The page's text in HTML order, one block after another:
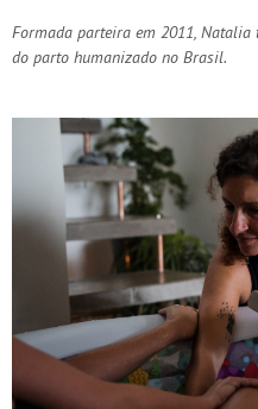
Formada parteira em 2011,
do parto humanizado no Brasil.